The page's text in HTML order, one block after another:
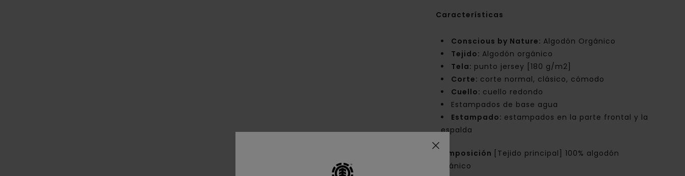
Características
Conscious by Nature: Algodón Orgánico
Tejido: Algodón orgánico
Tela: punto jersey [180 g/m2]
Corte: corte normal, clásico, cómodo
Cuello: cuello redondo
Estampados de base agua
Estampado: estampados en la parte frontal y la
espalda
Composición
[Tejido principal] 100% algodón
orgánico